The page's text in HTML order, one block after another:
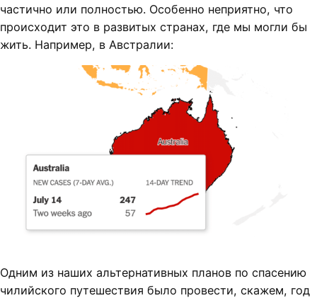
частично или полностью. Особенно неприятно, что
происходит это в развитых странах, где мы могли бы
жить. Например, в Австралии:
Одним из наших альтернативных планов по спасению
чилийского путешествия было провести, скажем, год